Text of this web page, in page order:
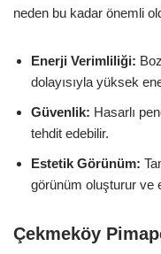
neden bu kadar önemli
Enerji Verimliliği:
dolayısıyla yüksek
Güvenlik: Hasarlı
tehdit edebilir.
Estetik Görünüm:
görünüm oluşturur ve
Çekmeköy